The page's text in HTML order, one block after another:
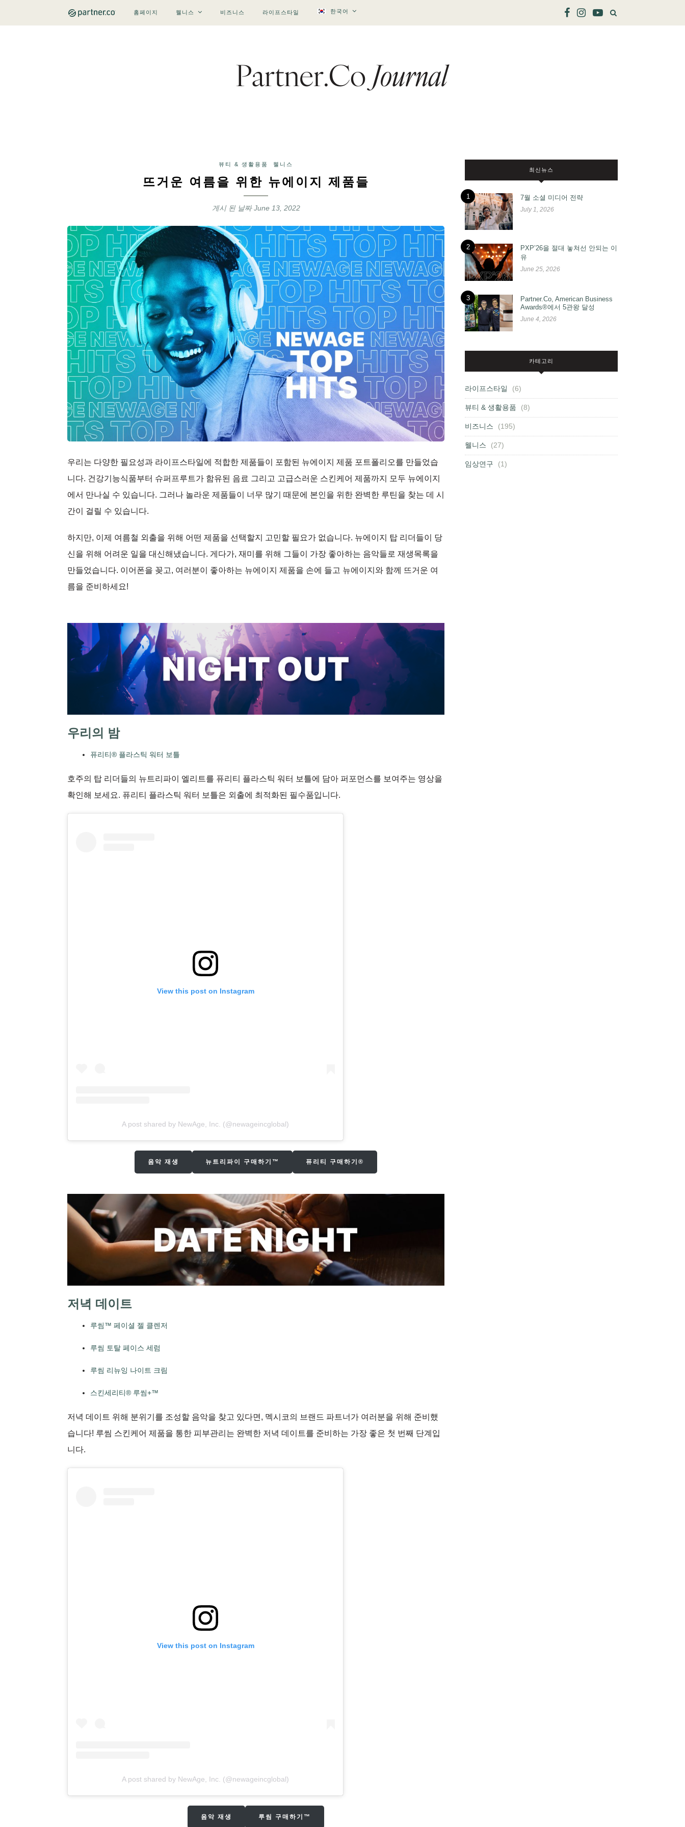
홈페이지 웰니스 비즈니스 라이프스타일 한국어
뷰티 & 생활용품 웰니스
뜨거운 여름을 위한 뉴에이지 제품들
게시 된 날짜June 13, 2022
우리는 다양한 필요성과 라이프스타일에 적합한 제품들이 포함된 뉴에이지 제품 포트폴리오를 만들었습
니다. 건강기능식품부터 슈퍼프루트가 함유된 음료 그리고 고급스러운 스킨케어 제품까지 모두 뉴에이지
에서 만나실 수 있습니다. 그러나 놀라운 제품들이 너무 많기 때문에 본인을 위한 완벽한 루틴을 찾는 데 시
간이 걸릴 수 있습니다.
하지만, 이제 여름철 외출을 위해 어떤 제품을 선택할지 고민할 필요가 없습니다. 뉴에이지 탑 리더들이 당
신을 위해 어려운 일을 대신해냈습니다. 게다가, 재미를 위해 그들이 가장 좋아하는 음악들로 재생목록을
만들었습니다. 이어폰을 꽂고, 여러분이 좋아하는 뉴에이지 제품을 손에 들고 뉴에이지와 함께 뜨거운 여
름을 준비하세요!
우리의 밤
퓨리티® 플라스틱 워터 보틀
호주의 탑 리더들의 뉴트리파이 엘리트를 퓨리티 플라스틱 워터 보틀에 담아 퍼포먼스를 보여주는 영상을
확인해 보세요. 퓨리티 플라스틱 워터 보틀은 외출에 최적화된 필수품입니다.
View this post on Instagram
A post shared by NewAge, Inc. (@newageincglobal)
음악 재생 뉴트리파이 구매하기™ 퓨리티 구매하기®
저녁 데이트
루씸™ 페이셜 젤 클렌저
루씸 토탈 페이스 세럼
루씸 리뉴잉 나이트 크림
스킨세리티® 루씸+™
저녁 데이트 위해 분위기를 조성할 음악을 찾고 있다면, 멕시코의 브랜드 파트너가 여러분을 위해 준비했
습니다! 루씸 스킨케어 제품을 통한 피부관리는 완벽한 저녁 데이트를 준비하는 가장 좋은 첫 번째 단계입
니다.
View this post on Instagram
A post shared by NewAge, Inc. (@newageincglobal)
음악 재생 루씸 구매하기™
최신뉴스
1 7월 소셜 미디어 전략
July 1, 2026
2
PXP’26을 절대 놓쳐선 안되는 이
유
June 25, 2026
3
Partner.Co, American Business
Awards®에서 5관왕 달성
June 4, 2026
카테고리
라이프스타일 (6)
뷰티 & 생활용품 (8)
비즈니스 (195)
웰니스 (27)
임상연구 (1)